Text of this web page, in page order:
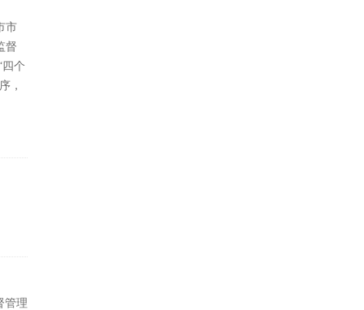
市
督
个
，
管理